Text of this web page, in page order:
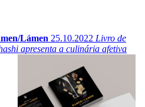
Lámen 25.10.2022 Livro de
apresenta a culinária afetiva